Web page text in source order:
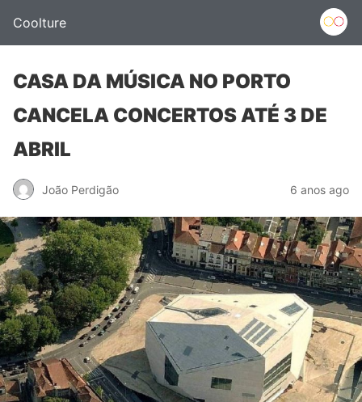
Coolture
CASA DA MÚSICA NO PORTO
CANCELA CONCERTOS ATÉ 3 DE
ABRIL
João Perdigão 6 anos ago